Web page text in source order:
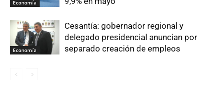
Economía
Economía
Cesantía: gobernador regional y
delegado presidencial anuncian por
separado creación de empleos